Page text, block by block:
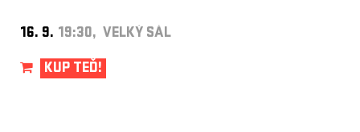
16. 9. 19:30, VELKÝ SÁL
KUP TEĎ!